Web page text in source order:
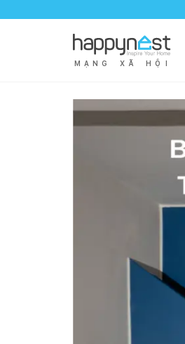
M Ạ N G X Ã H Ộ I